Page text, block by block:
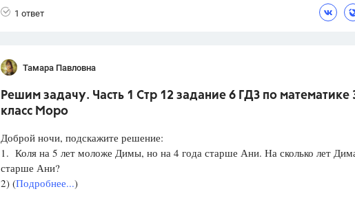
1 ответ
Тамара Павловна
Решим задачу. Часть 1 Стр 12 задание 6 ГДЗ по математике
класс Моро
Доброй ночи, подскажите решение:
1. Коля на 5 лет моложе Димы, но на 4 года старше Ани. На сколько лет
старше Ани?
2) (Подробнее...)